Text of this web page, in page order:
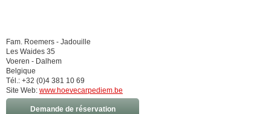
Fam. Roemers - Jadouille
Les Waides 35
Voeren - Dalhem
Belgique
Tél.: +32 (0)4 381 10 69
Site Web: www.hoevecarpediem.be
Demande de réservation